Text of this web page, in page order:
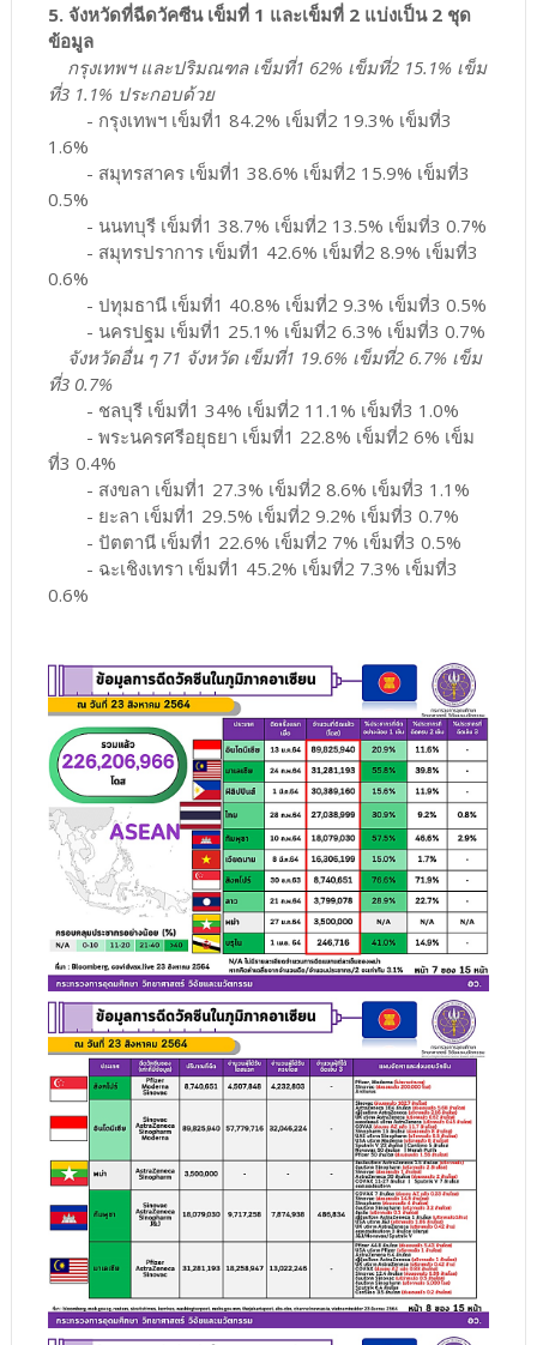
5. จังหวัดที่ฉีดวัคซีน เข็มที่ 1 และเข็มที่ 2 แบ่งเป็น 2 ชุด
ข้อมูล
กรุงเทพฯ และปริมณฑล เข็มที่1 62% เข็มที่2 15.1% เข็ม
ที่3 1.1% ประกอบด้วย
- กรุงเทพฯ เข็มที่1 84.2% เข็มที่2 19.3% เข็มที่3
1.6%
- สมุทรสาคร เข็มที่1 38.6% เข็มที่2 15.9% เข็มที่3
0.5%
- นนทบุรี เข็มที่1 38.7% เข็มที่2 13.5% เข็มที่3 0.7%
- สมุทรปราการ เข็มที่1 42.6% เข็มที่2 8.9% เข็มที่3
0.6%
- ปทุมธานี เข็มที่1 40.8% เข็มที่2 9.3% เข็มที่3 0.5%
- นครปฐม เข็มที่1 25.1% เข็มที่2 6.3% เข็มที่3 0.7%
จังหวัดอื่น ๆ 71 จังหวัด เข็มที่1 19.6% เข็มที่2 6.7% เข็ม
ที่3 0.7%
- ชลบุรี เข็มที่1 34% เข็มที่2 11.1% เข็มที่3 1.0%
- พระนครศรีอยุธยา เข็มที่1 22.8% เข็มที่2 6% เข็ม
ที่3 0.4%
- สงขลา เข็มที่1 27.3% เข็มที่2 8.6% เข็มที่3 1.1%
- ยะลา เข็มที่1 29.5% เข็มที่2 9.2% เข็มที่3 0.7%
- ปัตตานี เข็มที่1 22.6% เข็มที่2 7% เข็มที่3 0.5%
- ฉะเชิงเทรา เข็มที่1 45.2% เข็มที่2 7.3% เข็มที่3
0.6%